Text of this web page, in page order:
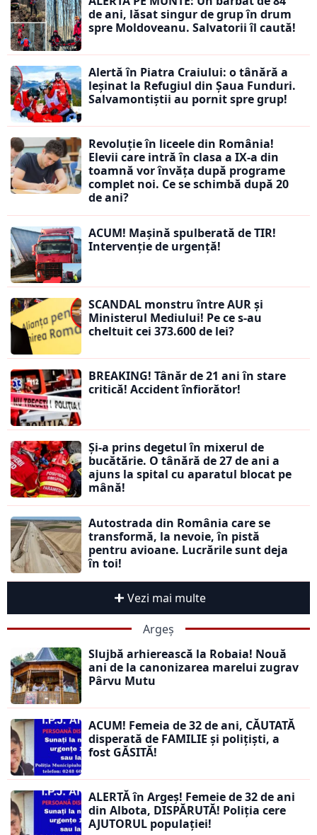
de ani, lăsat singur de grup în drum
spre Moldoveanu. Salvatorii îl caută!
Alertă în Piatra Craiului: o tânără a
leșinat la Refugiul din Șaua Funduri.
Salvamontiștii au pornit spre grup!
Revoluție în liceele din România!
Elevii care intră în clasa a IX-a din
toamnă vor învăța după programe
complet noi. Ce se schimbă după 20
de ani?
ACUM! Mașină spulberată de TIR!
Intervenție de urgență!
SCANDAL monstru între AUR și
Ministerul Mediului! Pe ce s-au
cheltuit cei 373.600 de lei?
BREAKING! Tânăr de 21 ani în stare
critică! Accident înfiorător!
Și-a prins degetul în mixerul de
bucătărie. O tânără de 27 de ani a
ajuns la spital cu aparatul blocat pe
mână!
Autostrada din România care se
transformă, la nevoie, în pistă
pentru avioane. Lucrările sunt deja
în toi!
Vezi mai multe
Argeș
Slujbă arhierească la Robaia! Nouă
ani de la canonizarea marelui zugrav
Pârvu Mutu
ACUM! Femeia de 32 de ani, CĂUTATĂ
disperată de FAMILIE și polițiști, a
fost GĂSITĂ!
ALERTĂ în Argeș! Femeie de 32 de ani
din Albota, DISPĂRUTĂ! Poliția cere
AJUTORUL populației!